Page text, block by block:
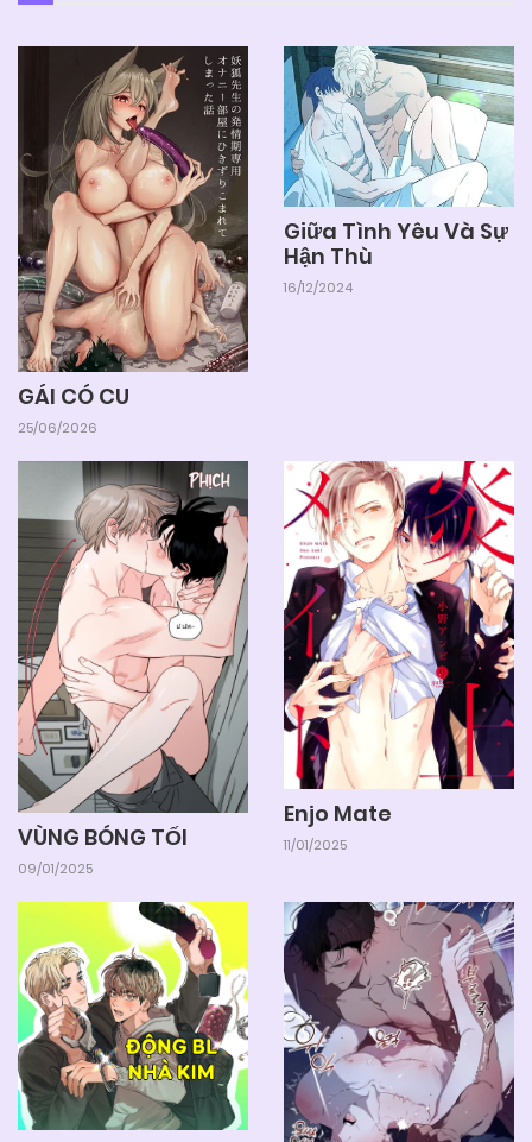
GÁI CÓ CU
25/06/2026
Giữa Tình Yêu Và Sự
Hận Thù
16/12/2024
VÙNG BÓNG TỐI
09/01/2025
Enjo Mate
11/01/2025